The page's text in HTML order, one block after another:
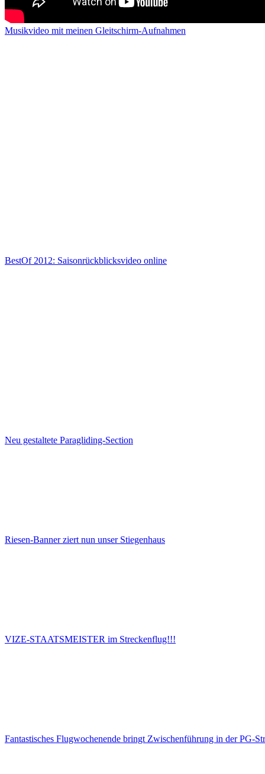
Musikvideo mit meinen Gleitschirm-Aufnahmen
BestOf 2012: Saisonrückblicksvideo online
Neu gestaltete Paragliding-Section
Riesen-Banner ziert nun unser Stiegenhaus
VIZE-STAATSMEISTER im Streckenflug!!!
Fantastisches Flugwochenende bringt Zwischenführung in der PG-